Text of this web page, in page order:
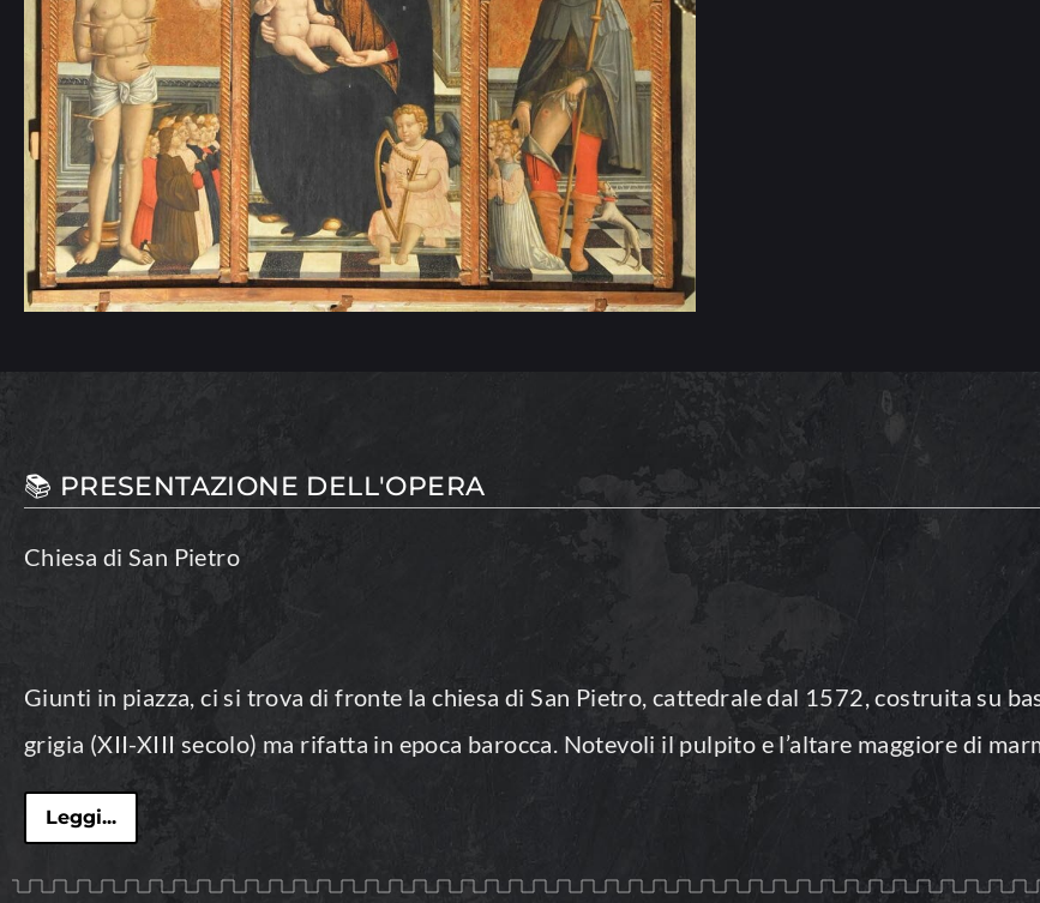
📚 PRESENTAZIONE DELL'OPERA
Chiesa di San Pietro
Giunti in piazza, ci si trova di fronte la chiesa di San Pietro, cattedrale dal 1572, costruita su
grigia (XII-XIII secolo) ma rifatta in epoca barocca. Notevoli il pulpito e l’altare maggiore di
Leggi...